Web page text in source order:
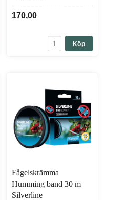
170,00
Köp
Fågelskrämma
Humming band 30 m
Silverline